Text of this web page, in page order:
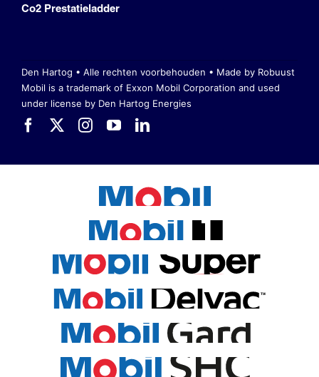
Co2 Prestatieladder
Den Hartog • Alle rechten voorbehouden • Made by Robuust
Mobil is a trademark of Exxon Mobil Corporation and used
under license by Den Hartog Energies